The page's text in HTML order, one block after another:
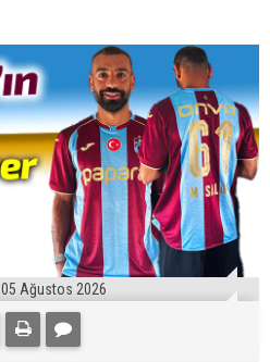
05 Ağustos 2026